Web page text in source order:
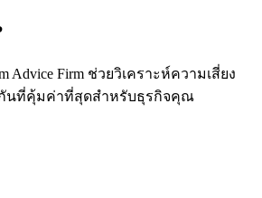
Advice Firm ช่วยวิเคราะห์ความเสี่ยง
นที่คุ้มค่าที่สุดสำหรับธุรกิจคุณ